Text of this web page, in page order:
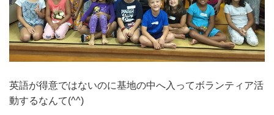
英語が得意ではないのに基地の中へ入ってボランティア活
動するなんて(^^)